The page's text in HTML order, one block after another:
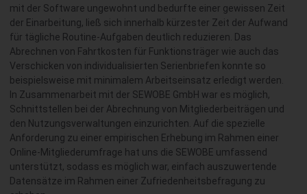
mit der Software ungewohnt und bedurfte einer gewissen Zeit
der Einarbeitung, ließ sich innerhalb kürzester Zeit der Aufwand
für tägliche Routine-Aufgaben deutlich reduzieren. Das
Abrechnen von Fahrtkosten für Funktionsträger wie auch das
Verschicken von individualisierten Serienbriefen konnte so
beispielsweise mit minimalem Arbeitseinsatz erledigt werden.
In Zusammenarbeit mit der SEWOBE GmbH war es möglich,
Schnittstellen bei der Abrechnung von Mitgliederbeiträgen und
den Nutzungsverwaltungen einzurichten. Auf die spezielle
Anforderung zu einer empirischen Erhebung im Rahmen einer
Online-Mitgliederumfrage hat uns die SEWOBE umfassend
unterstützt, sodass es möglich war, einfach auszuwertende
Datensätze im Rahmen einer Zufriedenheitsbefragung zu